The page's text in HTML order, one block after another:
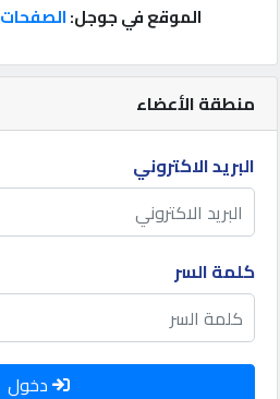
المنتدى
كيو
مزاد
نمبر
كيو
منطقة الأعضاء
البريد الاكتروني
كلمة السر
دخول
الموقع في جوجل:الصفحات